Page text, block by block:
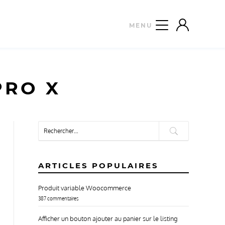
PANIER
X
ARTICLES POPULAIRES
Produit variable Woocommerce
387 commentaires
Afficher un bouton ajouter au panier sur le listing